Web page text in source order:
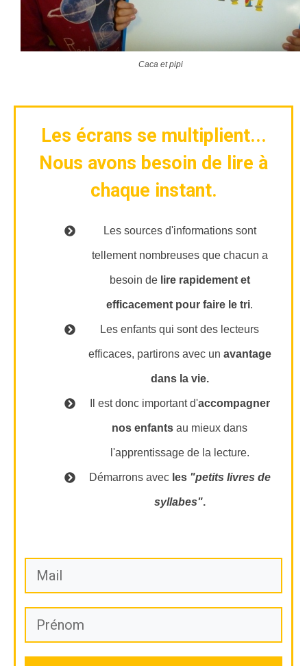
Caca et pipi
Les écrans se multiplient...
Nous avons besoin de lire à
chaque instant.
Les sources d'informations sont
tellement nombreuses que chacun a
besoin de lire rapidement et
efficacement pour faire le tri.
Les enfants qui sont des lecteurs
efficaces, partirons avec un avantage
dans la vie.
Il est donc important d'accompagner
nos enfants au mieux dans
l'apprentissage de la lecture.
Démarrons avec les "petits livres de
syllabes".